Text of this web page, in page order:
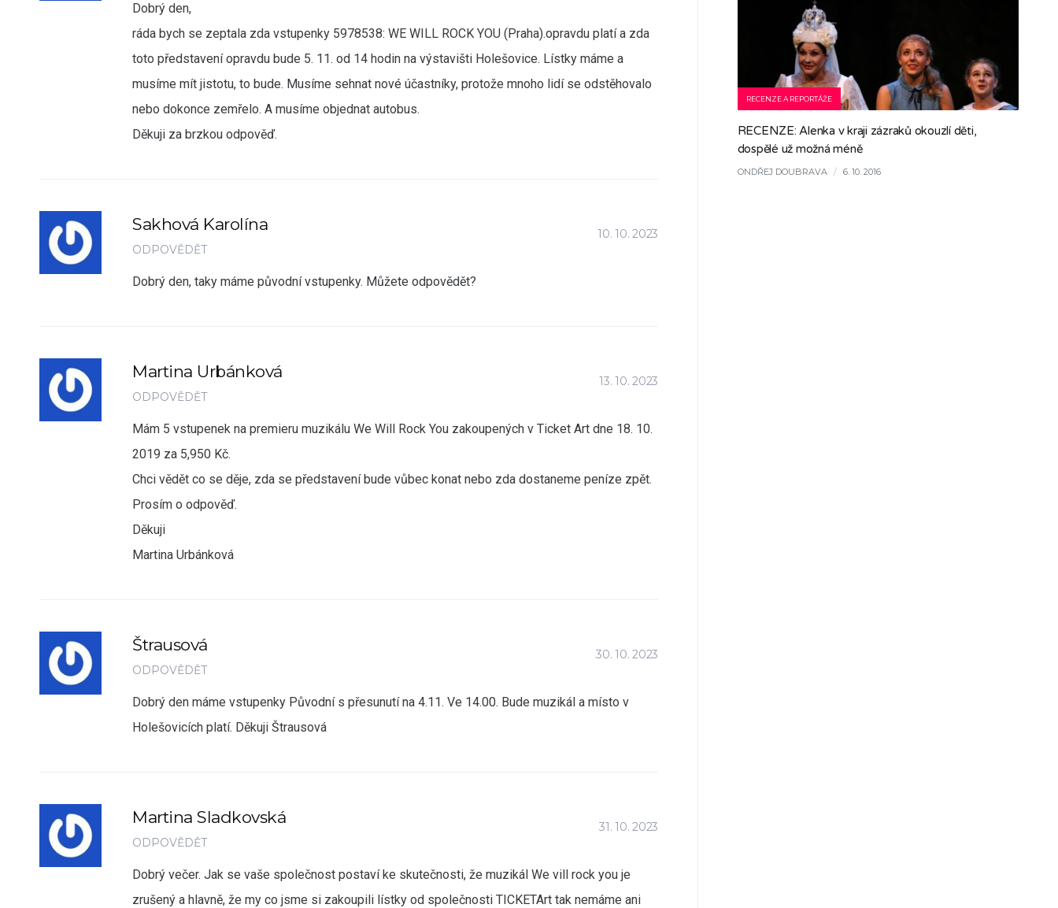
Dobrý den,
ráda bych se zeptala zda vstupenky 5978538: WE WILL ROCK YOU (Praha).opravdu platí a zda
toto představení opravdu bude 5. 11. od 14 hodin na výstavišti Holešovice. Lístky máme a
musíme mít jistotu, to bude. Musíme sehnat nové účastníky, protože mnoho lidí se odstěhovalo
nebo dokonce zemřelo. A musíme objednat autobus.
Děkuji za brzkou odpověď.
Sakhová Karolína
ODPOVĚDĚT
10. 10. 2023
Dobrý den, taky máme původní vstupenky. Můžete odpovědět?
Martina Urbánková
ODPOVĚDĚT
13. 10. 2023
Mám 5 vstupenek na premieru muzikálu We Will Rock You zakoupených v Ticket Art dne 18. 10.
2019 za 5,950 Kč.
Chci vědět co se děje, zda se představení bude vůbec konat nebo zda dostaneme peníze zpět.
Prosím o odpověď.
Děkuji
Martina Urbánková
Štrausová
ODPOVĚDĚT
30. 10. 2023
Dobrý den máme vstupenky Původní s přesunutí na 4.11. Ve 14.00. Bude muzikál a místo v
Holešovicích platí. Děkuji Štrausová
Martina Sladkovská
ODPOVĚDĚT
31. 10. 2023
Dobrý večer. Jak se vaše společnost postaví ke skutečnosti, že muzikál We vill rock you je
zrušený a hlavně, že my co jsme si zakoupili lístky od společnosti TICKETArt tak nemáme ani
RECENZE A REPORTÁŽE
RECENZE: Alenka v kraji zázraků okouzlí děti,
dospělé už možná méně
ONDŘEJ DOUBRAVA / 6. 10. 2016